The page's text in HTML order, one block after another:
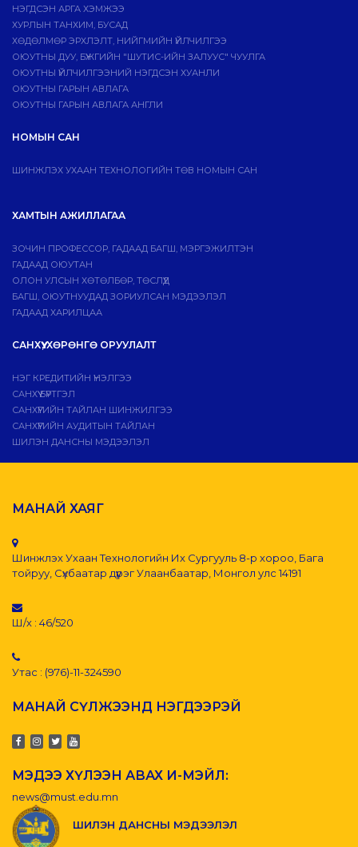
НЭГДСЭН АРГА ХЭМЖЭЭ
ХУРЛЫН ТАНХИМ, БУСАД
ХӨДӨЛМӨР ЭРХЛЭЛТ, НИЙГМИЙН ҮЙЛЧИЛГЭЭ
ОЮУТНЫ ДУУ, БҮЖГИЙН "ШУТИС-ИЙН ЗАЛУУС" ЧУУЛГА
ОЮУТНЫ ҮЙЛЧИЛГЭЭНИЙ НЭГДСЭН ХУАНЛИ
ОЮУТНЫ ГАРЫН АВЛАГА
ОЮУТНЫ ГАРЫН АВЛАГА АНГЛИ
НОМЫН САН
ШИНЖЛЭХ УХААН ТЕХНОЛОГИЙН ТӨВ НОМЫН САН
ХАМТЫН АЖИЛЛАГАА
ЗОЧИН ПРОФЕССОР, ГАДААД БАГШ, МЭРГЭЖИЛТЭН
ГАДААД ОЮУТАН
ОЛОН УЛСЫН ХӨТӨЛБӨР, ТӨСЛҮҮД
БАГШ, ОЮУТНУУДАД ЗОРИУЛСАН МЭДЭЭЛЭЛ
ГАДААД ХАРИЛЦАА
САНХҮҮ, ХӨРӨНГӨ ОРУУЛАЛТ
НЭГ КРЕДИТИЙН ҮНЭЛГЭЭ
САНХҮҮ БҮРТГЭЛ
САНХҮҮГИЙН ТАЙЛАН ШИНЖИЛГЭЭ
САНХҮҮГИЙН АУДИТЫН ТАЙЛАН
ШИЛЭН ДАНСНЫ МЭДЭЭЛЭЛ
МАНАЙ ХАЯГ
Шинжлэх Ухаан Технологийн Их Сургууль 8-р хороо, Бага
тойруу, Сүхбаатар дүүрэг Улаанбаатар, Монгол улс 14191
Ш/х : 46/520
Утас : (976)-11-324590
МАНАЙ СҮЛЖЭЭНД НЭГДЭЭРЭЙ
МЭДЭЭ ХҮЛЭЭН АВАХ И-МЭЙЛ:
news@must.edu.mn
ШИЛЭН ДАНСНЫ МЭДЭЭЛЭЛ